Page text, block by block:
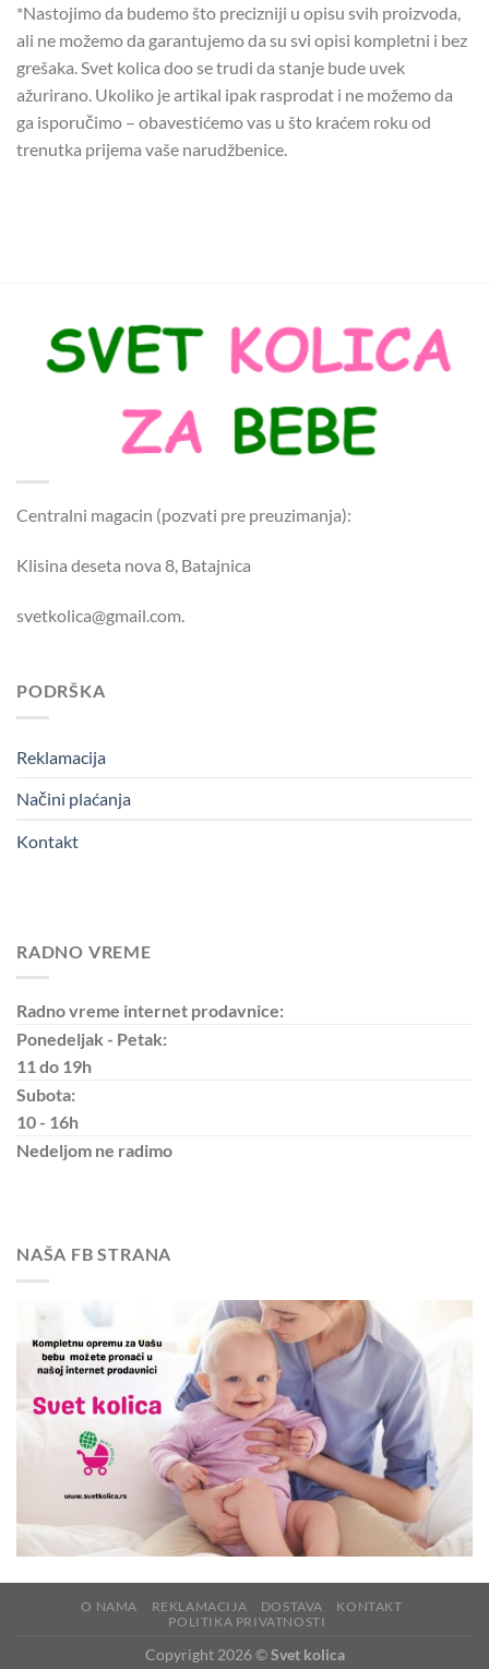
*Nastojimo da budemo što precizniji u opisu svih proizvoda,
ali ne možemo da garantujemo da su svi opisi kompletni i bez
grešaka. Svet kolica doo se trudi da stanje bude uvek
ažurirano. Ukoliko je artikal ipak rasprodat i ne možemo da
ga isporučimo – obavestićemo vas u što kraćem roku od
trenutka prijema vaše narudžbenice.
Centralni magacin (pozvati pre preuzimanja):
Klisina deseta nova 8, Batajnica
svetkolica@gmail.com.
PODRŠKA
Reklamacija
Načini plaćanja
Kontakt
RADNO VREME
Radno vreme internet prodavnice:
Ponedeljak - Petak:
11 do 19h
Subota:
10 - 16h
Nedeljom ne radimo
NAŠA FB STRANA
O NAMA REKLAMACIJA DOSTAVA
KONTAKT
POLITIKA PRIVATNOSTI
Copyright 2026 ©Svet kolica